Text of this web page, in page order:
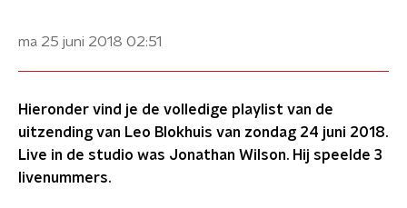
ma 25 juni 2018 02:51
Hieronder vind je de volledige playlist van de
uitzending van Leo Blokhuis van zondag 24 juni 2018.
Live in de studio was Jonathan Wilson. Hij speelde 3
livenummers.